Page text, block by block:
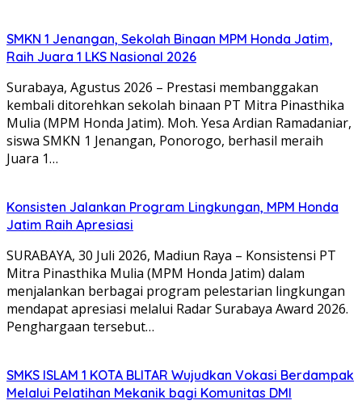
SMKN 1 Jenangan, Sekolah Binaan MPM Honda Jatim,
Raih Juara 1 LKS Nasional 2026
Surabaya, Agustus 2026 – Prestasi membanggakan
kembali ditorehkan sekolah binaan PT Mitra Pinasthika
Mulia (MPM Honda Jatim). Moh. Yesa Ardian Ramadaniar,
siswa SMKN 1 Jenangan, Ponorogo, berhasil meraih
Juara 1…
Konsisten Jalankan Program Lingkungan, MPM Honda
Jatim Raih Apresiasi
SURABAYA, 30 Juli 2026, Madiun Raya – Konsistensi PT
Mitra Pinasthika Mulia (MPM Honda Jatim) dalam
menjalankan berbagai program pelestarian lingkungan
mendapat apresiasi melalui Radar Surabaya Award 2026.
Penghargaan tersebut…
SMKS ISLAM 1 KOTA BLITAR Wujudkan Vokasi Berdampak
Melalui Pelatihan Mekanik bagi Komunitas DMI